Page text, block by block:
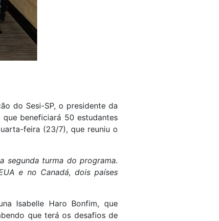
do Sesi-SP, o presidente da
beneficiará 50 estudantes
feira (23/7), que reuniu o
segunda turma do programa.
e no Canadá, dois países
Isabelle Haro Bonfim, que
que terá os desafios de